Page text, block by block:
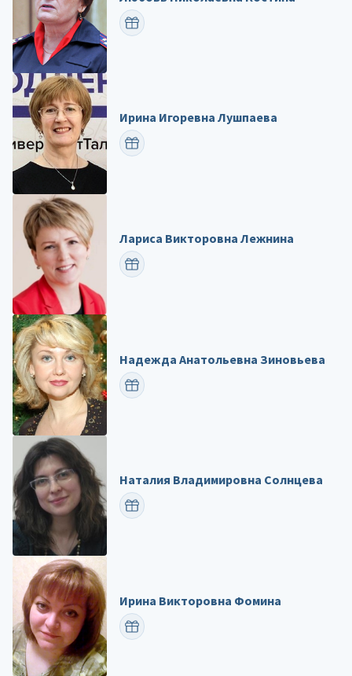
ПОЗДРАВИТЬ
Ирина Игоревна Лушпаева
ПОЗДРАВИТЬ
Лариса Викторовна Лежнина
ПОЗДРАВИТЬ
Надежда Анатольевна Зиновьева
ПОЗДРАВИТЬ
Наталия Владимировна Солнцева
ПОЗДРАВИТЬ
Ирина Викторовна Фомина
ПОЗДРАВИТЬ